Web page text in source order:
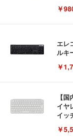
￥
エレ
ルキ
￥
【
イヤ
イッ
リー
￥